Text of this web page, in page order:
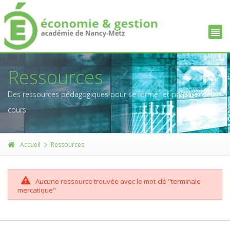
Ressources
Des ressources pédagogiques pour se former et préparer ses
cours
Accueil Ressources
Aucune ressource trouvée avec le mot-clé "terminale
mercatique"